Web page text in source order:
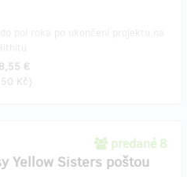
€
Kč)
predané 8
Yellow Sisters poštou